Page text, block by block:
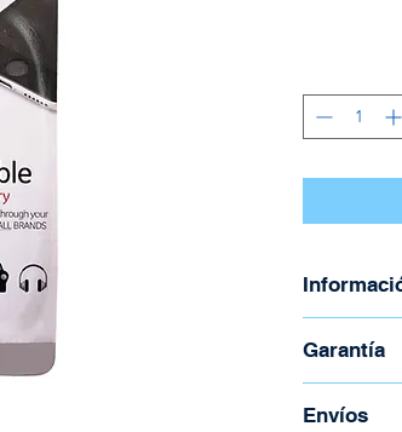
Modelo:
Cable
Garantía
Envíos